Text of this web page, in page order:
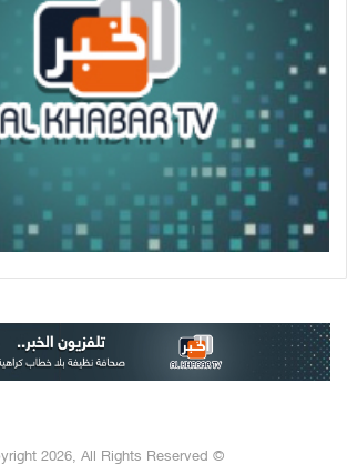
© Copyright 2026, All Rights Reserved